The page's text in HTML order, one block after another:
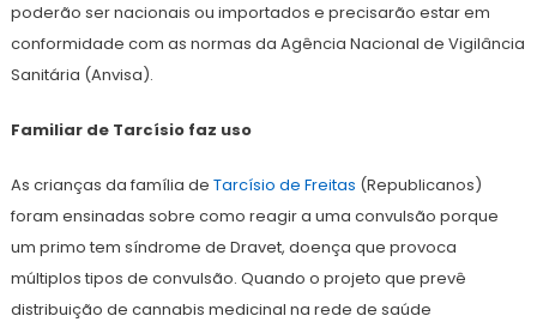
poderão ser nacionais ou importados e precisarão estar em
conformidade com as normas da Agência Nacional de Vigilância
Sanitária (Anvisa).
Familiar de Tarcísio faz uso
As crianças da família de Tarcísio de Freitas (Republicanos)
foram ensinadas sobre como reagir a uma convulsão porque
um primo tem síndrome de Dravet, doença que provoca
múltiplos tipos de convulsão. Quando o projeto que prevê
distribuição de cannabis medicinal na rede de saúde